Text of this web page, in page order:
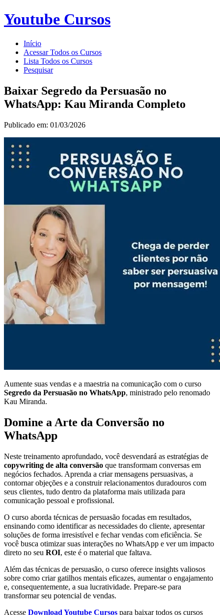
Youtube Cursos
Início
Acessar Todos os Cursos
Lista Todos os Cursos
Pesquisar
Baixar Segredo da Persuasão no
WhatsApp: Kau Miranda Completo
Publicado em: 01/03/2026
Aumente suas vendas e a maestria na comunicação com o curso
Segredo da Persuasão no WhatsApp, ministrado pelo renomado
Kau Miranda.
Domine a Arte da Conversão no
WhatsApp
Neste treinamento aprofundado, você desvendará as estratégias de
copywriting de alta conversão que transformam conversas em
negócios fechados. Aprenda a criar mensagens persuasivas, a
contornar objeções e a construir relacionamentos duradouros com
seus clientes, tudo dentro da plataforma mais utilizada para
comunicação pessoal e profissional.
O curso aborda técnicas de persuasão focadas em resultados,
ensinando como identificar as necessidades do cliente, apresentar
soluções de forma irresistível e fechar vendas com eficiência. Se
você busca otimizar suas interações no WhatsApp e ver um impacto
direto no seu ROI, este é o material que faltava.
Além das técnicas de persuasão, o curso oferece insights valiosos
sobre como criar gatilhos mentais eficazes, aumentar o engajamento
e, consequentemente, a sua lucratividade. Prepare-se para
transformar seu potencial de vendas.
Acesse Download Youtube Cursos para baixar todos os cursos